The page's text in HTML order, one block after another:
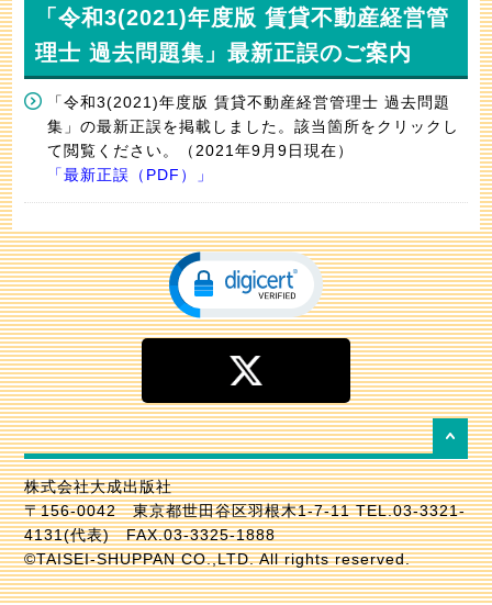
「令和3(2021)年度版 賃貸不動産経営管
理士 過去問題集」最新正誤のご案内
「令和3(2021)年度版 賃貸不動産経営管理士 過去問題
集」の最新正誤を掲載しました。該当箇所をクリックし
て閲覧ください。（2021年9月9日現在）
「最新正誤（PDF） 」
株式会社大成出版社
〒156-0042 東京都世田谷区羽根木1-7-11 TEL.03-3321-
4131(代表) FAX.03-3325-1888
©TAISEI-SHUPPAN CO.,LTD. All rights reserved.